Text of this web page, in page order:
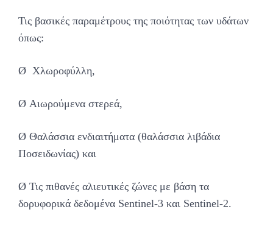
Τις βασικές παραμέτρους της ποιότητας των υδάτων
όπως:
Ø Χλωροφύλλη,
Ø Αιωρούμενα στερεά,
Ø Θαλάσσια ενδιαιτήματα (θαλάσσια λιβάδια
Ποσειδωνίας) και
Ø Τις πιθανές αλιευτικές ζώνες με βάση τα
δορυφορικά δεδομένα Sentinel-3 και Sentinel-2.